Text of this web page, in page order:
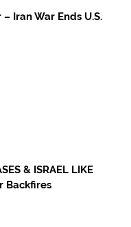
Iran War Ends U.S.
& ISRAEL LIKE
Backfires